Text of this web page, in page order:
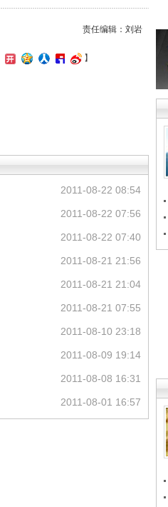
责任编辑：刘岩
】
2011-08-22 08:54
2011-08-22 07:56
2011-08-22 07:40
2011-08-21 21:56
2011-08-21 21:04
2011-08-21 07:55
2011-08-10 23:18
2011-08-09 19:14
2011-08-08 16:31
2011-08-01 16:57